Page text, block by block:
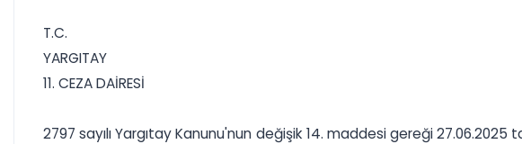
T.C.
YARGITAY
11. CEZA DAİRESİ
2797 sayılı Yargıtay Kanunu'nun değişik 14. maddesi gereği